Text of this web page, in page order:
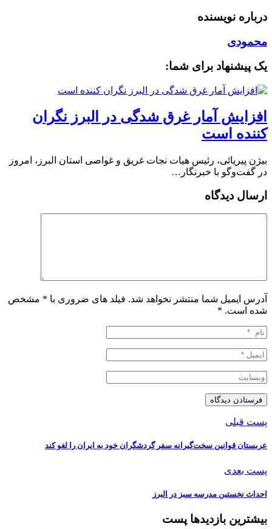
درباره نویسنده
محمودی
یک پیشنهاد برای شما:
افزایش آمار غرق شدگی در البرز نگران
کننده است
بیژن پیریائی، رئیس هیات نجات غریق و غواصی استان البرز، امروز
در گفت‌وگو با خبرنگار…
ارسال دیدگاه
آدرس ایمیل شما منتشر نخواهد شد. فیلد های ضروری با * مشخص
شده است. *
پست قبلی
عربستان قوانین سخت‌گیرانه سفر گردشگران خود به ایران را لغو کند
پست بعدی
احداث ️نخستین مدرسه سبز در البرز
بیشترین بازدیدها پست